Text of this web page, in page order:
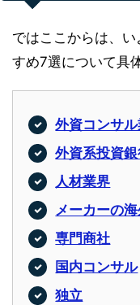
ではここからは、
すめ7選について具
外資コンサ
外資系投資
人材業界
メーカーの
専門商社
国内コンサル
独立